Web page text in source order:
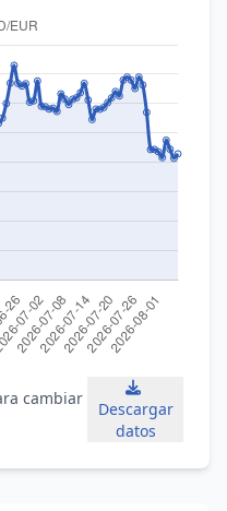
cambiar
Descargar
datos